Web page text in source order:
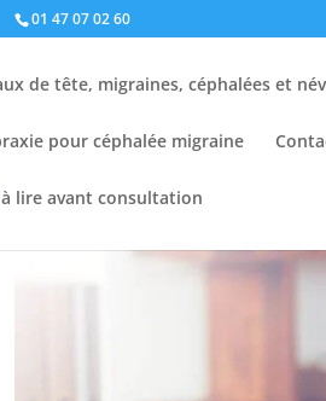
01 47 07 02 60
de tête, migraines, céphalées et
pour céphalée migraine
lire avant consultation